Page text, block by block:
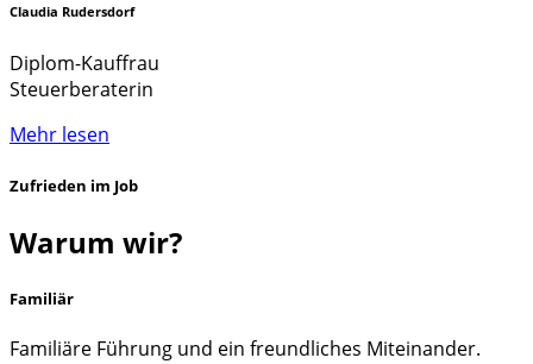
Claudia Rudersdorf
Diplom-Kauffrau
Steuerberaterin
Mehr lesen
Zufrieden im Job
Warum wir?
Familiär
Familiäre Führung und ein freundliches Miteinander.